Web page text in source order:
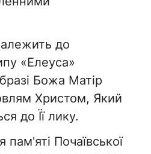
до
«Елеуса»
Божа Матір
Христом, Який
до Її лику.
пам'яті Почаївської